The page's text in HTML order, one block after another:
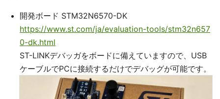
開発ボード STM32N6570-DK
https://www.st.com/ja/evaluation-tools/stm32n657
0-dk.html
ST-LINKデバッガをボードに備えていますので、USB
ケーブルでPCに接続するだけでデバッグが可能です。